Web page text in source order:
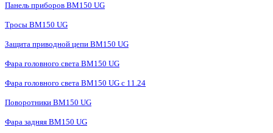
Панель приборов BM150 UG
Тросы BM150 UG
Защита приводной цепи BM150 UG
Фара головного света BM150 UG
Фара головного света BM150 UG c 11.24
Поворотники BM150 UG
Фара задняя BM150 UG